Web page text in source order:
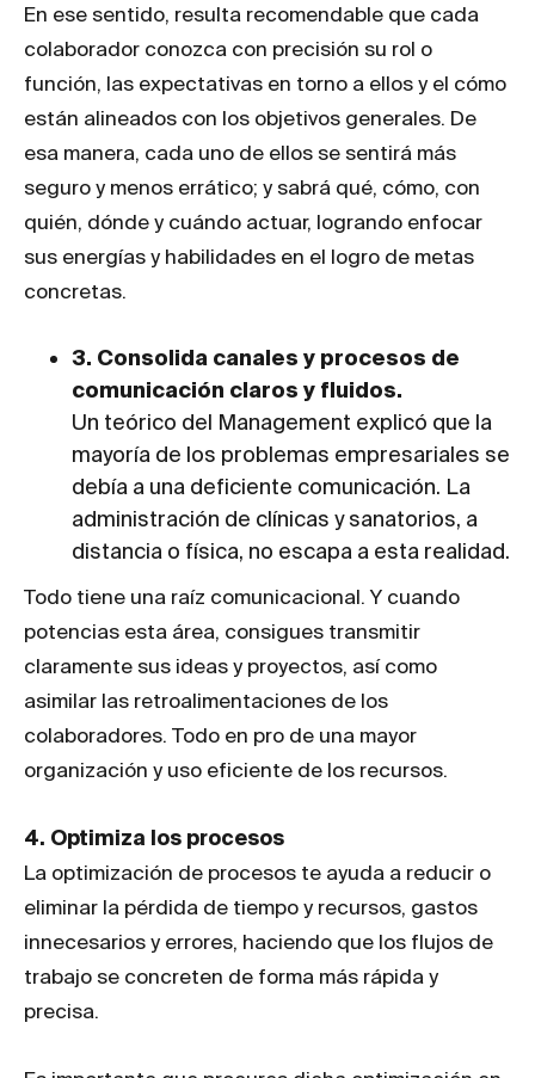
En ese sentido, resulta recomendable que cada
colaborador conozca con precisión su rol o
función, las expectativas en torno a ellos y el cómo
están alineados con los objetivos generales. De
esa manera, cada uno de ellos se sentirá más
seguro y menos errático; y sabrá qué, cómo, con
quién, dónde y cuándo actuar, logrando enfocar
sus energías y habilidades en el logro de metas
concretas.
3. Consolida canales y procesos de
comunicación claros y fluidos.
Un teórico del Management explicó que la
mayoría de los problemas empresariales se
debía a una deficiente comunicación. La
administración de clínicas y sanatorios, a
distancia o física, no escapa a esta realidad.
Todo tiene una raíz comunicacional. Y cuando
potencias esta área, consigues transmitir
claramente sus ideas y proyectos, así como
asimilar las retroalimentaciones de los
colaboradores. Todo en pro de una mayor
organización y uso eficiente de los recursos.
4. Optimiza los procesos
La optimización de procesos te ayuda a reducir o
eliminar la pérdida de tiempo y recursos, gastos
innecesarios y errores, haciendo que los flujos de
trabajo se concreten de forma más rápida y
precisa.